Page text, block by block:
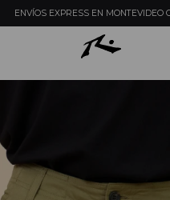
EXPRESS EN MONTEVIDEO CON